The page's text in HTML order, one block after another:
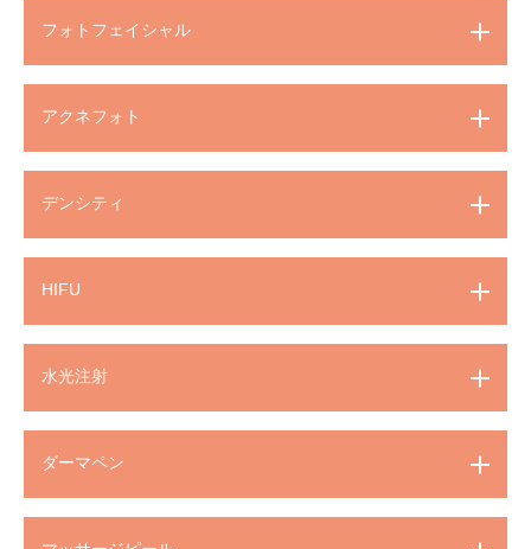
フォトフェイシャル
アクネフォト
デンシティ
HIFU
水光注射
ダーマペン